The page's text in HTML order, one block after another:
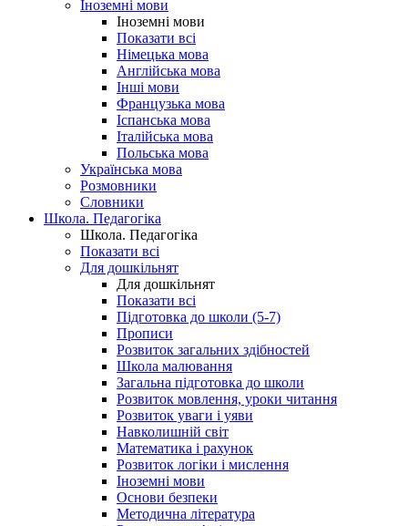
Іноземні мови
Іноземні мови
Показати всі
Німецька мова
Англійська мова
Інші мови
Французька мова
Іспанська мова
Італійська мова
Польська мова
Українська мова
Розмовники
Словники
Школа. Педагогіка
Школа. Педагогіка
Показати всі
Для дошкільнят
Для дошкільнят
Показати всі
Підготовка до школи (5-7)
Прописи
Розвиток загальних здібностей
Школа малювання
Загальна підготовка до школи
Розвиток мовлення, уроки читання
Розвиток уваги і уяви
Навколишній світ
Математика і рахунок
Розвиток логіки і мислення
Іноземні мови
Основи безпеки
Методична література